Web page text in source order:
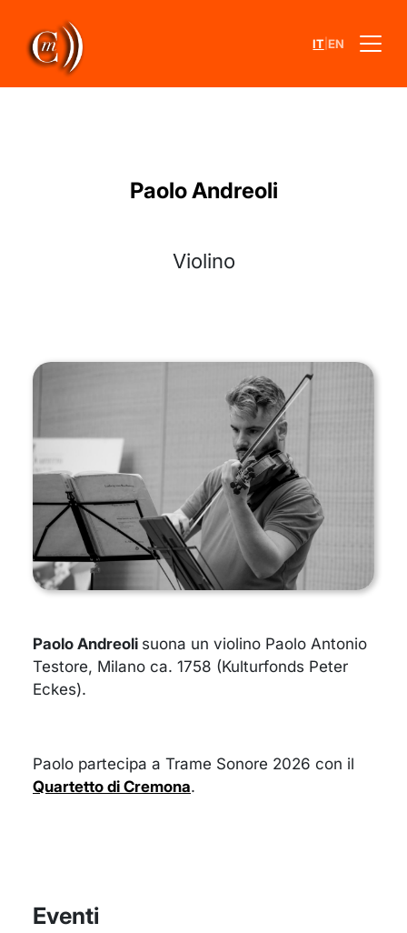
IT EN
Paolo Andreoli
Violino
Paolo Andreoli suona un violino Paolo Antonio
Testore, Milano ca. 1758 (Kulturfonds Peter
Eckes).
Paolo partecipa a Trame Sonore 2026 con il
Quartetto di Cremona.
Eventi